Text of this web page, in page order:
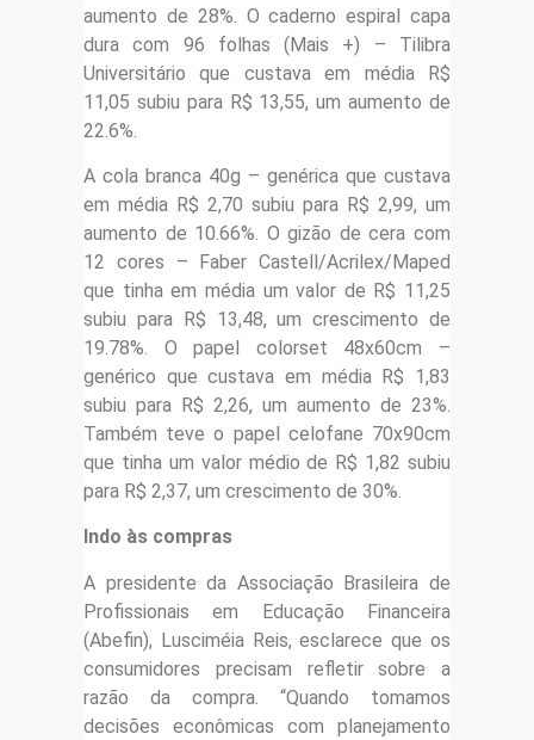
aumento de 28%. O caderno espiral capa
dura com 96 folhas (Mais +) – Tilibra
Universitário que custava em média R$
11,05 subiu para R$ 13,55, um aumento de
22.6%.
A cola branca 40g – genérica que custava
em média R$ 2,70 subiu para R$ 2,99, um
aumento de 10.66%. O gizão de cera com
12 cores – Faber Castell/Acrilex/Maped
que tinha em média um valor de R$ 11,25
subiu para R$ 13,48, um crescimento de
19.78%. O papel colorset 48x60cm –
genérico que custava em média R$ 1,83
subiu para R$ 2,26, um aumento de 23%.
Também teve o papel celofane 70x90cm
que tinha um valor médio de R$ 1,82 subiu
para R$ 2,37, um crescimento de 30%.
Indo às compras
A presidente da Associação Brasileira de
Profissionais em Educação Financeira
(Abefin), Lusciméia Reis, esclarece que os
consumidores precisam refletir sobre a
razão da compra. “Quando tomamos
decisões econômicas com planejamento